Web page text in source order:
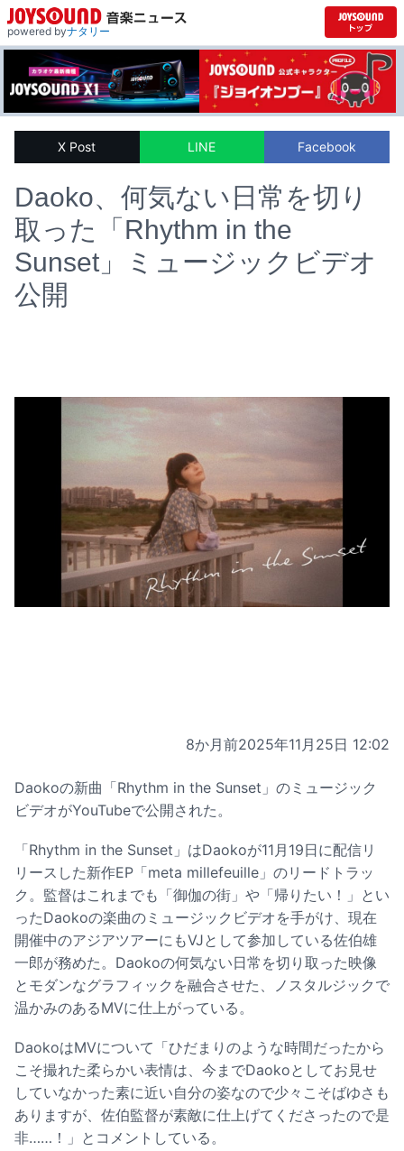
powered byナタリー
X Post LINE Facebook
Daoko、何気ない日常を切り
取った「Rhythm in the
Sunset」ミュージックビデオ
公開
8か月前2025年11月25日 12:02
Daokoの新曲「Rhythm in the Sunset」のミュージック
ビデオがYouTubeで公開された。
「Rhythm in the Sunset」はDaokoが11月19日に配信リ
リースした新作EP「meta millefeuille」のリードトラッ
ク。監督はこれまでも「御伽の街」や「帰りたい！」とい
ったDaokoの楽曲のミュージックビデオを手がけ、現在
開催中のアジアツアーにもVJとして参加している佐伯雄
一郎が務めた。Daokoの何気ない日常を切り取った映像
とモダンなグラフィックを融合させた、ノスタルジックで
温かみのあるMVに仕上がっている。
DaokoはMVについて「ひだまりのような時間だったから
こそ撮れた柔らかい表情は、今までDaokoとしてお見せ
していなかった素に近い自分の姿なので少々こそばゆさも
ありますが、佐伯監督が素敵に仕上げてくださったので是
非……！」とコメントしている。